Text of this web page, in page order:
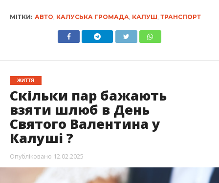
МІТКИ: АВТО, КАЛУСЬКА ГРОМАДА, КАЛУШ, ТРАНСПОРТ
ЖИТТЯ
Скільки пар бажають
взяти шлюб в День
Святого Валентина у
Калуші ?
Опубліковано 12.02.2025